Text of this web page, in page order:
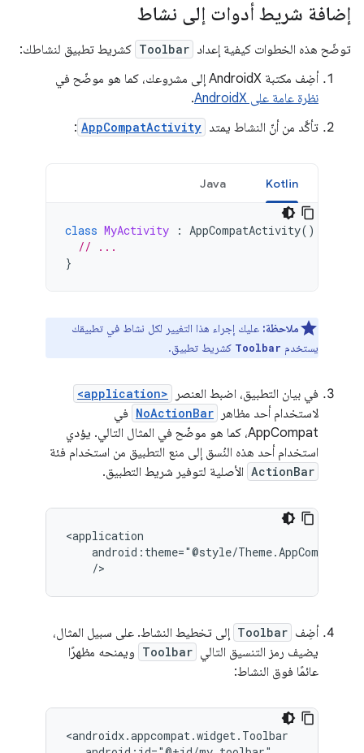
إضافة شريط أدوات إلى نشاط
توضّح هذه الخطوات كيفية إعداد Toolbar كشريط تطبيق لنشاطك:
أضِف مكتبة AndroidX إلى مشروعك، كما هو موضّح في
نظرة عامة على AndroidX
.
تأكَّد من أنّ النشاط يمتد AppCompatActivity
:
Kotlin
Java
class MyActivity : AppCompatActivity()
// ...
}
ملاحظة: عليك إجراء هذا التغيير لكل نشاط في تطبيقك
يستخدم Toolbar كشريط تطبيق.
في بيان التطبيق، اضبط العنصر <application>
لاستخدام أحد مظاهر NoActionBar في
AppCompat، كما هو موضّح في المثال التالي. يؤدي
استخدام أحد هذه النُسق إلى منع التطبيق من استخدام فئة
ActionBar الأصلية لتوفير شريط التطبيق.
/>
أضِف Toolbar إلى تخطيط النشاط. على سبيل المثال،
يضيف رمز التنسيق التالي Toolbar ويمنحه مظهرًا
عائمًا فوق النشاط: